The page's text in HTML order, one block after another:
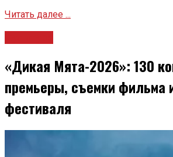
Читать далее ...
«Дикая Мята-2026»: 130
премьеры, съемки фильма
фестиваля